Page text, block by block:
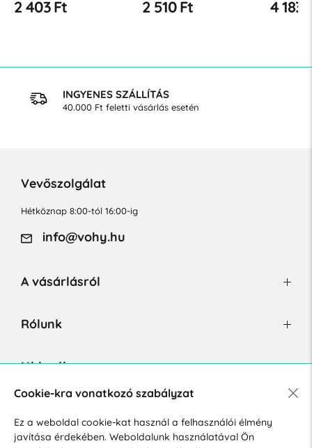
2 403 Ft 2 510 Ft 4 183
INGYENES SZÁLLÍTÁS
40.000 Ft feletti vásárlás esetén
Vevőszolgálat
Hétköznap 8:00-tól 16:00-ig
info@vohy.hu
A vásárlásról
Rólunk
Hírlevél
Hozzájárulok a személyes adatok marketing célú kezeléséhez.
Személyes adatok védelmére vonatkozó szabályzat.
Cookie-kra vonatkozó szabályzat
Ez a weboldal cookie-kat használ a felhasználói élmény
javítása érdekében. Weboldalunk használatával Ön